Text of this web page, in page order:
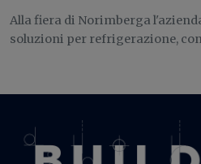
Alla fiera di Norimberga
soluzioni per refrigerazione,